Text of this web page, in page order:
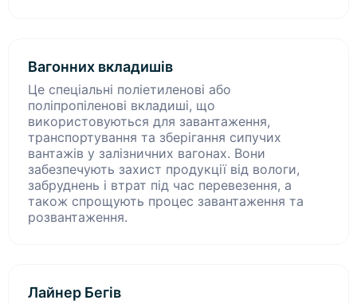
Вагонних вкладишів
Це спеціальні поліетиленові або
поліпропіленові вкладиші, що
використовуються для завантаження,
транспортування та зберігання сипучих
вантажів у залізничних вагонах. Вони
забезпечують захист продукції від вологи,
забруднень і втрат під час перевезення, а
також спрощують процес завантаження та
розвантаження.
Лайнер Бегів